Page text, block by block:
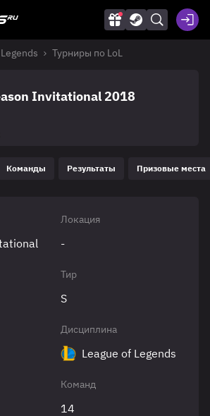
Турниры по LoL
Invitational 2018
Команды Результаты Призовые места
Локация
-
Тир
S
Дисциплина
League of Legends
Команд
14